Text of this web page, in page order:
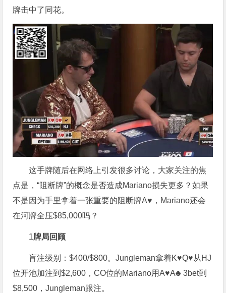
牌击中了同花。
这手牌随后在网络上引发很多讨论，大家关注的焦
点是，“阻断牌”的概念是否造成Mariano损失更多？如果
不是因为手里拿着一张重要的阻断牌A♥，Mariano还会
在河牌全压$85,000吗？
1牌局回顾
盲注级别：$400/$800。Jungleman拿着K♥Q♥从HJ
位开池加注到$2,600，CO位的Mariano用A♥A♣ 3bet到
$8,500，Jungleman跟注。